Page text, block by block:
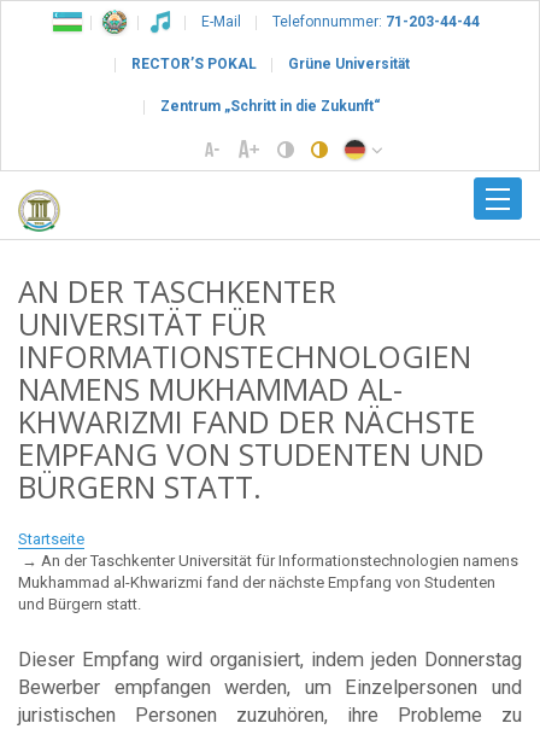
E-Mail Telefonnummer: 71-203-44-44
RECTOR’S POKAL Grüne Universität
Zentrum „Schritt in die Zukunft“
AN DER TASCHKENTER
UNIVERSITÄT FÜR
INFORMATIONSTECHNOLOGIEN
NAMENS MUKHAMMAD AL-
KHWARIZMI FAND DER NÄCHSTE
EMPFANG VON STUDENTEN UND
BÜRGERN STATT.
Startseite
An der Taschkenter Universität für Informationstechnologien namens
Mukhammad al-Khwarizmi fand der nächste Empfang von Studenten
und Bürgern statt.
Dieser Empfang wird organisiert, indem jeden Donnerstag
Bewerber empfangen werden, um Einzelpersonen und
juristischen Personen zuzuhören, ihre Probleme zu